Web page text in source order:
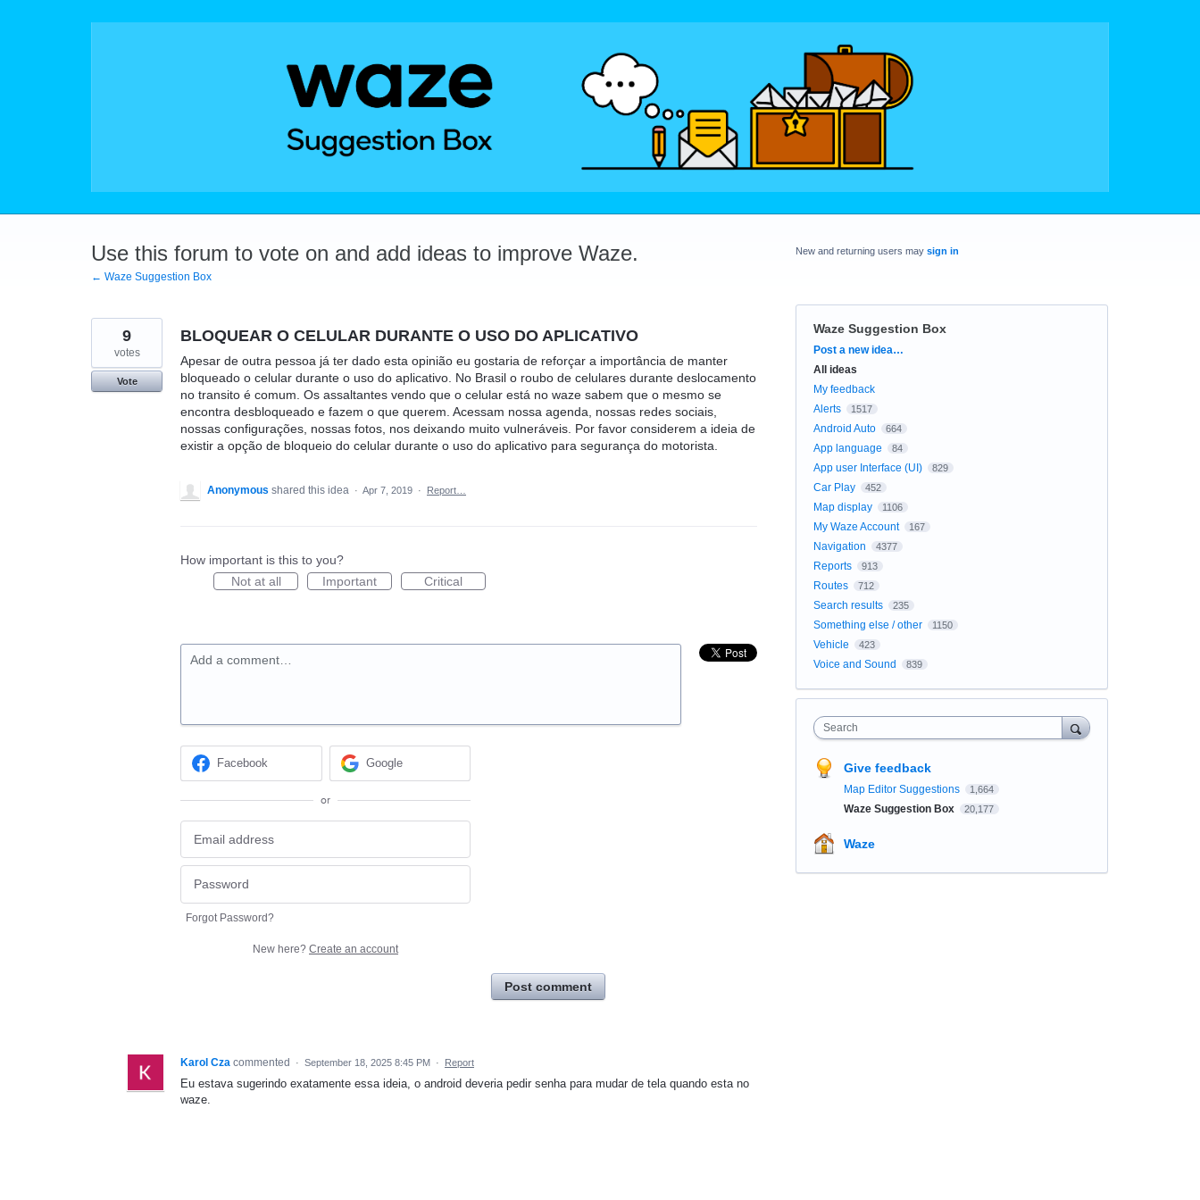
Use this forum to vote on and add ideas to improve Waze.
← Waze Suggestion Box
BLOQUEAR O CELULAR DURANTE O USO DO APLICATIVO
Apesar de outra pessoa já ter dado esta opinião eu gostaria de reforçar a importância de manter
bloqueado o celular durante o uso do aplicativo. No Brasil o roubo de celulares durante deslocamento
no transito é comum. Os assaltantes vendo que o celular está no waze sabem que o mesmo se
encontra desbloqueado e fazem o que querem. Acessam nossa agenda, nossas redes sociais,
nossas configurações, nossas fotos, nos deixando muito vulneráveis. Por favor considerem a ideia de
existir a opção de bloqueio do celular durante o uso do aplicativo para segurança do motorista.
9
votes
Vote
Anonymous shared this idea · Apr 7, 2019 · Report…
How important is this to you?
Not at all
Important Critical
Add a comment…
Facebook Google
or
Forgot Password?
New here? Create an account
Post comment
Karol Cza commented · September 18, 2025 8:45 PM · Report
Eu estava sugerindo exatamente essa ideia, o android deveria pedir senha para mudar de tela quando esta no
waze.
New and returning users may sign in
Waze Suggestion Box
Categories
Post a new idea…
All ideas
My feedback
Alerts
1517
Android Auto 664
App language 84
App user Interface (UI) 829
Car Play 452
Map display 1106
My Waze Account 167
Navigation 4377
Reports 913
Routes 712
Search results 235
Something else / other 1150
Vehicle 423
Voice and Sound 839
Search
Give feedback
Map Editor Suggestions 1,664
Waze Suggestion Box 20,177
Waze